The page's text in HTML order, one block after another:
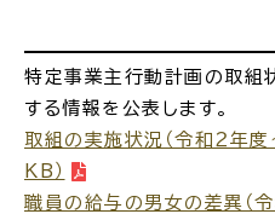
引っ越し
特定事業主行動計画の取組
する情報を公表します。
取組の実施状況（令和２年
KB）
職員の給与の男女の差異（